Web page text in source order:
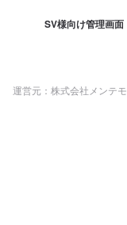
SV様向け管理画面
運営元：株式会社メンテモ